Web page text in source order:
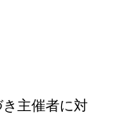
主催者に対